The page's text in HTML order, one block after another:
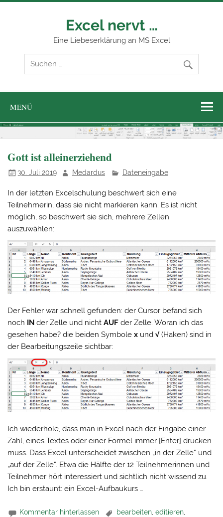
Zum
Excel nervt …
Eine Liebeserklärung an MS Excel
MENÜ
Gott ist alleinerziehend
30. Juli 2019 Medardus Dateneingabe
In der letzten Excelschulung beschwert sich eine
Teilnehmerin, dass sie nicht markieren kann. Es ist nicht
möglich, so beschwert sie sich, mehrere Zellen
auszuwählen:
Der Fehler war schnell gefunden: der Cursor befand sich
noch
IN der Zelle und nichtAUFder Zelle. Woran ich das
gesehen habe? die beiden Symbolex und√(Haken) sind in
der Bearbeitungszeile sichtbar:
Ich wiederhole, dass man in Excel nach der Eingabe einer
Zahl, eines Textes oder einer Formel immer [Enter] drücken
muss. Dass Excel unterscheidet zwischen „in der Zelle“ und
„auf der Zelle“. Etwa die Hälfte der 12 Teilnehmerinnen und
Teilnehmer hört interessiert und sichtlich nicht wissend zu.
Ich bin erstaunt: ein Excel-Aufbaukurs …
Kommentar hinterlassen bearbeiten,editieren,